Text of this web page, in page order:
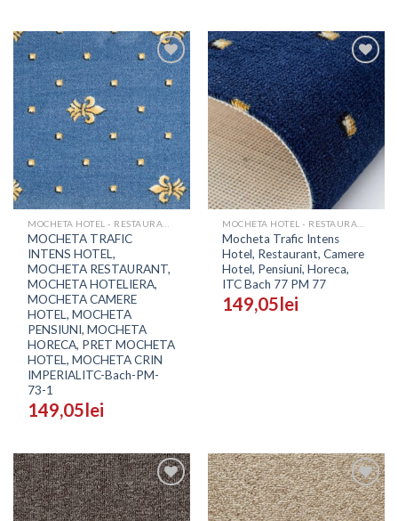
Adaugă
în
Wishlist
MOCHETA TRAFIC
INTENS HOTEL,
MOCHETA RESTAURANT,
MOCHETA HOTELIERA,
MOCHETA CAMERE
HOTEL, MOCHETA
PENSIUNI, MOCHETA
HORECA, PRET MOCHETA
HOTEL, MOCHETA CRIN
IMPERIALITC-Bach-PM-
73-1
149,05lei
Adaugă
în
Wishlist
Mocheta Trafic Intens
Hotel, Restaurant, Camere
Hotel, Pensiuni, Horeca,
ITC Bach 77 PM 77
149,05lei
Adaugă
în
Adaugă
în